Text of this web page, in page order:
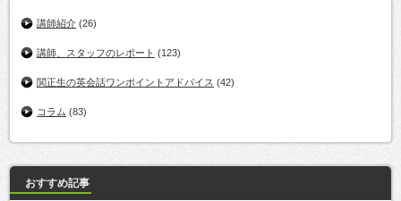
講師紹介 (26)
講師、スタッフのレポート (123)
関正生の英会話ワンポイントアドバイス (42)
コラム (83)
おすすめ記事